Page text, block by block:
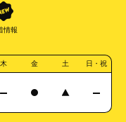
情報
木 金 土 日・祝